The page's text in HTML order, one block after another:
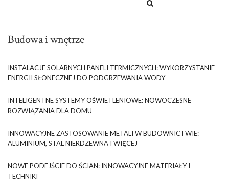
Budowa i wnętrze
INSTALACJE SOLARNYCH PANELI TERMICZNYCH: WYKORZYSTANIE
ENERGII SŁONECZNEJ DO PODGRZEWANIA WODY
INTELIGENTNE SYSTEMY OŚWIETLENIOWE: NOWOCZESNE
ROZWIĄZANIA DLA DOMU
INNOWACYJNE ZASTOSOWANIE METALI W BUDOWNICTWIE:
ALUMINIUM, STAL NIERDZEWNA I WIĘCEJ
NOWE PODEJŚCIE DO ŚCIAN: INNOWACYJNE MATERIAŁY I
TECHNIKI